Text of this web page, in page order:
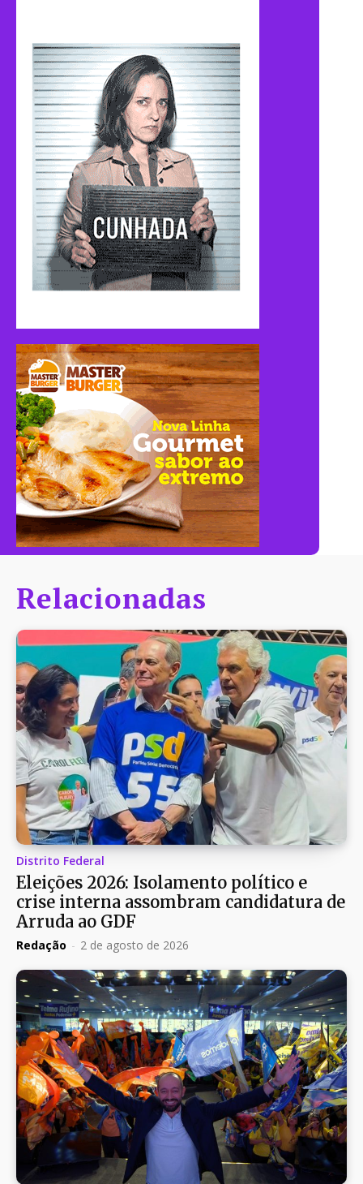
Relacionadas
Distrito Federal
Eleições 2026: Isolamento político e
crise interna assombram candidatura de
Arruda ao GDF
Redação - 2 de agosto de 2026